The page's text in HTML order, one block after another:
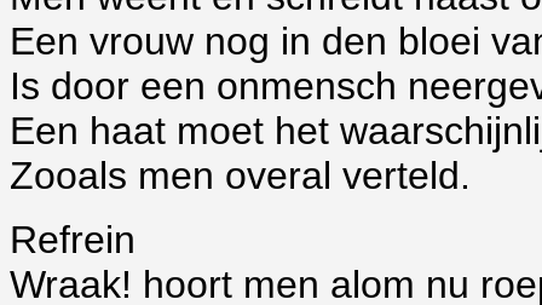
Een vrouw nog in den bloei
Is door een onmensch
Een haat moet het
Zooals men overal verteld.
Refrein
Wraak! hoort men alom nu